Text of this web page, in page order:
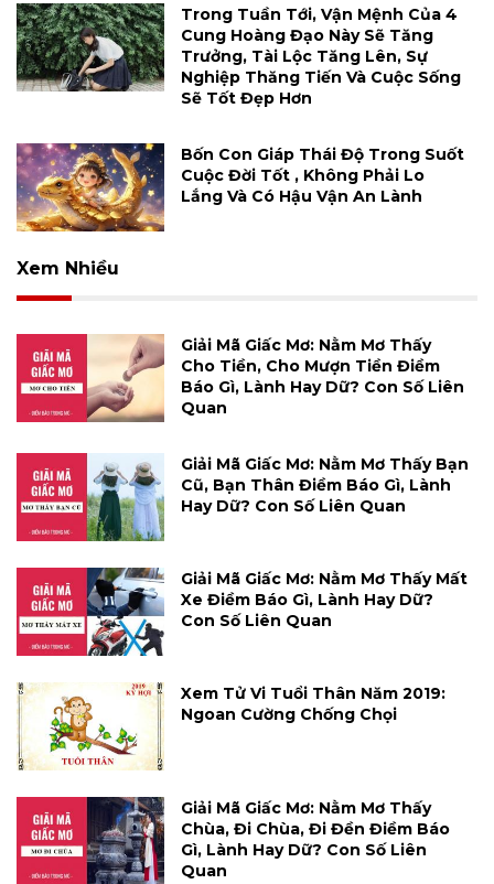
Trong Tuần Tới, Vận Mệnh Của 4
Cung Hoàng Đạo Này Sẽ Tăng
Trưởng, Tài Lộc Tăng Lên, Sự
Nghiệp Thăng Tiến Và Cuộc Sống
Sẽ Tốt Đẹp Hơn
Bốn Con Giáp Thái Độ Trong Suốt
Cuộc Đời Tốt , Không Phải Lo
Lắng Và Có Hậu Vận An Lành
Xem Nhiều
Giải Mã Giấc Mơ: Nằm Mơ Thấy
Cho Tiền, Cho Mượn Tiền Điềm
Báo Gì, Lành Hay Dữ? Con Số Liên
Quan
Giải Mã Giấc Mơ: Nằm Mơ Thấy Bạn
Cũ, Bạn Thân Điềm Báo Gì, Lành
Hay Dữ? Con Số Liên Quan
Giải Mã Giấc Mơ: Nằm Mơ Thấy Mất
Xe Điềm Báo Gì, Lành Hay Dữ?
Con Số Liên Quan
Xem Tử Vi Tuổi Thân Năm 2019:
Ngoan Cường Chống Chọi
Giải Mã Giấc Mơ: Nằm Mơ Thấy
Chùa, Đi Chùa, Đi Đền Điềm Báo
Gì, Lành Hay Dữ? Con Số Liên
Quan